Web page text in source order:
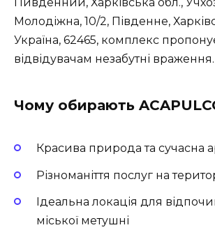
Молодіжна, 10/2, Південне,
Україна, 62465, комплекс
відвідувачам незабутні враження.
Чому обирають
Красива природа та сучасна
Різноманіття послуг на
Ідеальна локація для
міської метушні